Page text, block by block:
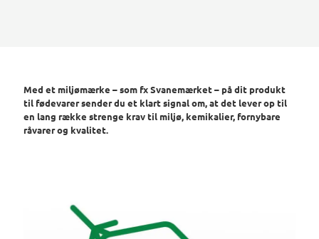
Med et miljømærke – som fx Svanemærket – på dit produkt
til fødevarer sender du et klart signal om, at det lever op til
en lang række strenge krav til miljø, kemikalier, fornybare
råvarer og kvalitet.